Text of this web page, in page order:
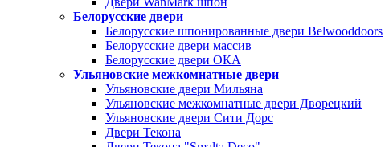
Белорусские двери
Белорусские шпонированные двери Belwooddoors
Белорусские двери массив
Белорусские двери ОКА
Ульяновские межкомнатные двери
Ульяновские двери Мильяна
Ульяновские межкомнатные двери Дворецкий
Ульяновские двери Сити Дорс
Двери Текона